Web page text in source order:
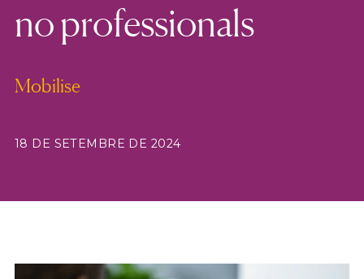
no professionals
Mobilise
18 DE SETEMBRE DE 2024